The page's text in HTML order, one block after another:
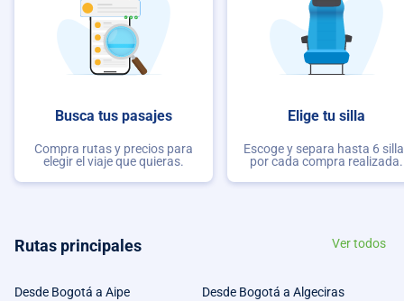
Busca tus pasajes
Compra rutas y precios para
elegir el viaje que quieras.
Elige tu silla
Escoge y separa hasta 6
por cada compra realizada.
Rutas principales Ver todos
Desde Bogotá a Aipe Desde Bogotá a Algeciras